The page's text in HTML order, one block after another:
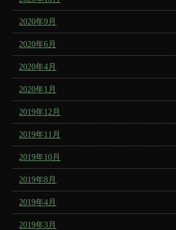
2020年9月
2020年6月
2020年4月
2020年1月
2019年12月
2019年11月
2019年10月
2019年8月
2019年4月
2019年3月